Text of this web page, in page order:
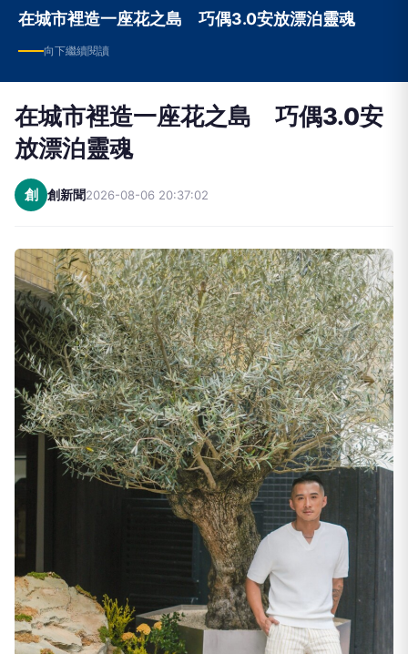
在城市裡造一座花之島 巧偶3.0安放漂泊靈魂
向下繼續閱讀
在城市裡造一座花之島 巧偶3.0安
放漂泊靈魂
創 創新聞2026-08-06 20:37:02